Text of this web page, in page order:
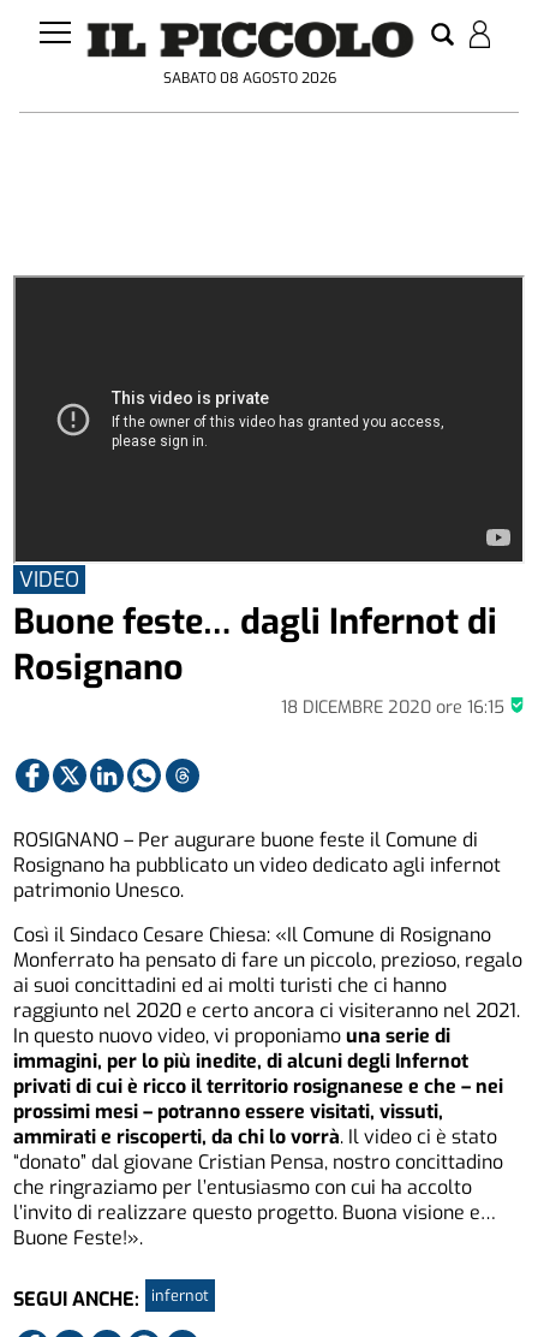
SABATO 08 AGOSTO 2026
18 DICEMBRE 2020 ore 16:15
VIDEO
Buone feste… dagli Infernot di
Rosignano
ROSIGNANO – Per augurare buone feste il Comune di
Rosignano ha pubblicato un video dedicato agli infernot
patrimonio Unesco.
Così il Sindaco Cesare Chiesa: «Il Comune di Rosignano
Monferrato ha pensato di fare un piccolo, prezioso, regalo
ai suoi concittadini ed ai molti turisti che ci hanno
raggiunto nel 2020 e certo ancora ci visiteranno nel 2021.
In questo nuovo video, vi proponiamouna serie di
immagini, per lo più inedite, di alcuni degli Infernot
privati di cui è ricco il territorio rosignanese e che – nei
prossimi mesi – potranno essere visitati, vissuti,
ammirati e riscoperti, da chi lo vorrà. Il video ci è stato
“donato” dal giovane Cristian Pensa, nostro concittadino
che ringraziamo per l’entusiasmo con cui ha accolto
l’invito di realizzare questo progetto. Buona visione e…
Buone Feste!».
SEGUI ANCHE: infernot